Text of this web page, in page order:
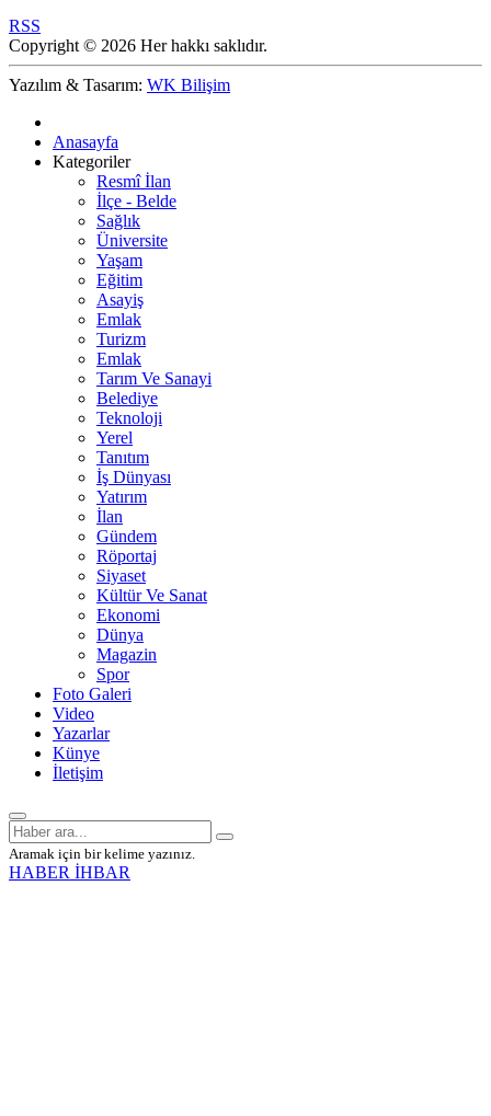
RSS
Copyright © 2026 Her hakkı saklıdır.
Yazılım & Tasarım: WK Bilişim
Anasayfa
Kategoriler
Resmî İlan
İlçe - Belde
Sağlık
Üniversite
Yaşam
Eğitim
Asayiş
Emlak
Turizm
Emlak
Tarım Ve Sanayi
Belediye
Teknoloji
Yerel
Tanıtım
İş Dünyası
Yatırım
İlan
Gündem
Röportaj
Siyaset
Kültür Ve Sanat
Ekonomi
Dünya
Magazin
Spor
Foto Galeri
Video
Yazarlar
Künye
İletişim
Aramak için bir kelime yazınız.
HABER İHBAR